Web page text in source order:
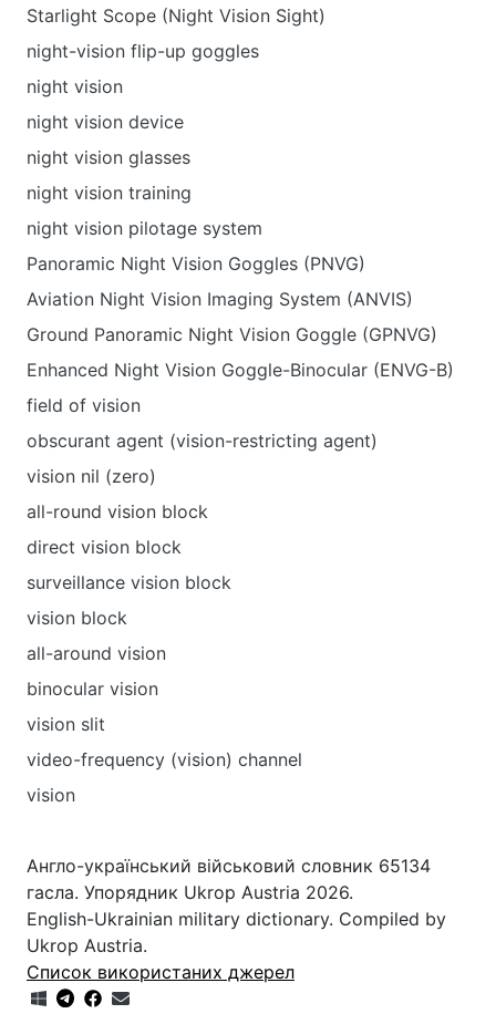
Starlight Scope (Night Vision Sight)
night-vision flip-up goggles
night vision
night vision device
night vision glasses
night vision training
night vision pilotage system
Panoramic Night Vision Goggles (PNVG)
Aviation Night Vision Imaging System (ANVIS)
Ground Panoramic Night Vision Goggle (GPNVG)
Enhanced Night Vision Goggle-Binocular (ENVG-B)
field of vision
obscurant agent (vision-restricting agent)
vision nil (zero)
all-round vision block
direct vision block
surveillance vision block
vision block
all-around vision
binocular vision
vision slit
video-frequency (vision) channel
vision
Англо-український військовий словник 65134
гасла. Упорядник Ukrop Austria 2026.
English-Ukrainian military dictionary. Compiled by
Ukrop Austria.
Список використаних джерел